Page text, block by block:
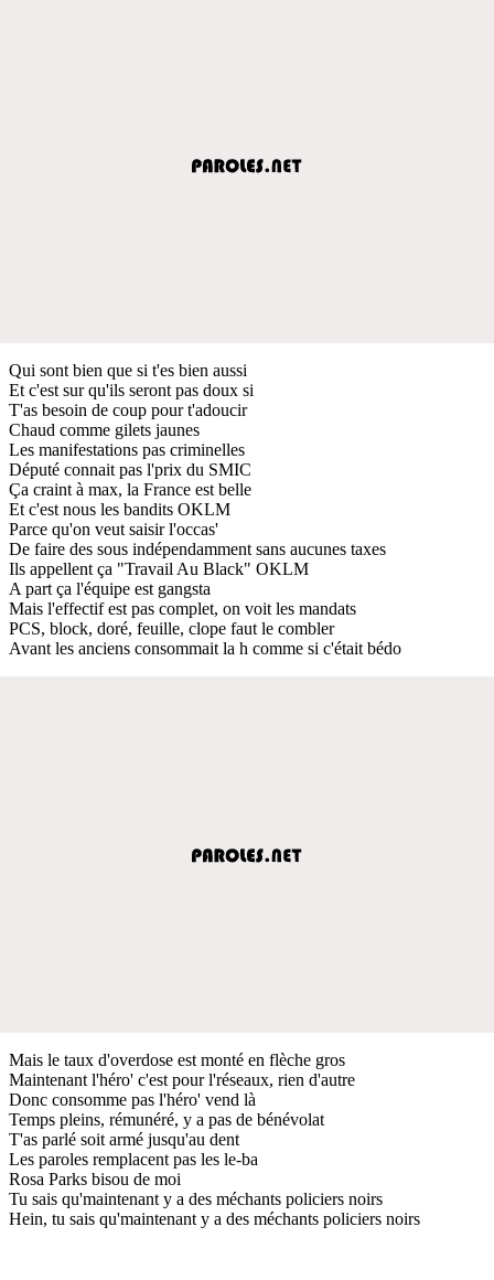
Qui sont bien que si t'es bien aussi
Et c'est sur qu'ils seront pas doux si
T'as besoin de coup pour t'adoucir
Chaud comme gilets jaunes
Les manifestations pas criminelles
Député connait pas l'prix du SMIC
Ça craint à max, la France est belle
Et c'est nous les bandits OKLM
Parce qu'on veut saisir l'occas'
De faire des sous indépendamment sans aucunes taxes
Ils appellent ça "Travail Au Black" OKLM
A part ça l'équipe est gangsta
Mais l'effectif est pas complet, on voit les mandats
PCS, block, doré, feuille, clope faut le combler
Avant les anciens consommait la h comme si c'était bédo
Mais le taux d'overdose est monté en flèche gros
Maintenant l'héro' c'est pour l'réseaux, rien d'autre
Donc consomme pas l'héro' vend là
Temps pleins, rémunéré, y a pas de bénévolat
T'as parlé soit armé jusqu'au dent
Les paroles remplacent pas les le-ba
Rosa Parks bisou de moi
Tu sais qu'maintenant y a des méchants policiers noirs
Hein, tu sais qu'maintenant y a des méchants policiers noirs